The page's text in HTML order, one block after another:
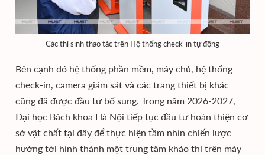
Các thí sinh thao tác trên Hệ thống check-in tự động
Bên cạnh đó hệ thống phần mềm, máy chủ, hệ thống
check-in, camera giám sát và các trang thiết bị khác
cũng đã được đầu tư bổ sung. Trong năm 2026-2027,
Đại học Bách khoa Hà Nội tiếp tục đầu tư hoàn thiện cơ
sở vật chất tại đây để thực hiện tầm nhìn chiến lược
hướng tới hình thành một trung tâm khảo thí trên máy